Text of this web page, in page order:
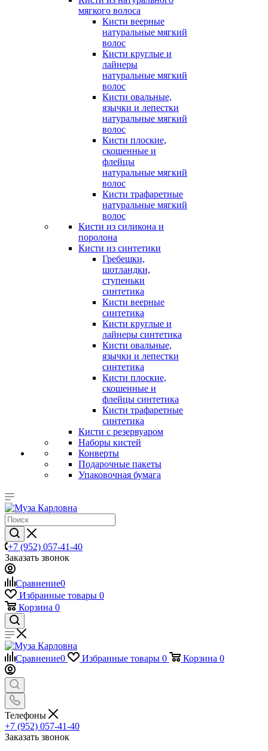
мягкого волоса
Кисти веерные
натуральные мягкий
волос
Кисти круглые и
лайнеры
натуральные мягкий
волос
Кисти овальные,
язычки и лепестки
натуральные мягкий
волос
Кисти плоские,
скошенные и
флейцы
натуральные мягкий
волос
Кисти трафаретные
натуральные мягкий
волос
Кисти из силикона и
поролона
Кисти из синтетики
Гребешки,
шотландки,
ступеньки
синтетика
Кисти веерные
синтетика
Кисти круглые и
лайнеры синтетика
Кисти овальные,
язычки и лепестки
синтетика
Кисти плоские,
скошенные и
флейцы синтетика
Кисти трафаретные
синтетика
Кисти с резервуаром
Наборы кистей
Конверты
Подарочные пакеты
Упаковочная бумага
+7 (952) 057-41-40
Заказать звонок
Сравнение0
Избранные товары 0
Корзина 0
Сравнение0 Избранные товары 0 Корзина 0
Телефоны
+7 (952) 057-41-40
Заказать звонок